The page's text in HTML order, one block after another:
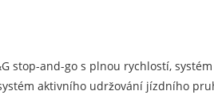
stop-and-go s plnou rychlostí,
aktivního udržování jízdního